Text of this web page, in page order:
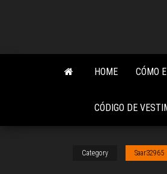
content
HOME CÓMO
CÓDIGO DE
Category Saar32965